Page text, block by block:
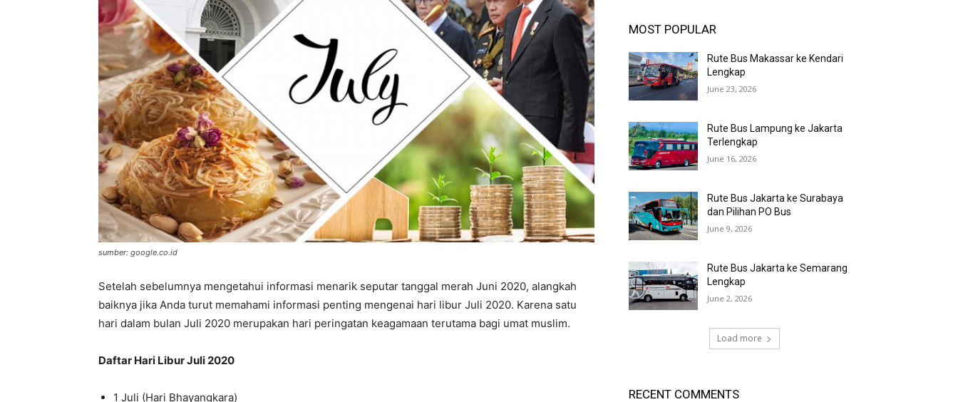
sumber: google.co.id
Setelah sebelumnya mengetahui informasi menarik seputar tanggal merah Juni 2020, alangkah
baiknya jika Anda turut memahami informasi penting mengenai hari libur Juli 2020. Karena satu
hari dalam bulan Juli 2020 merupakan hari peringatan keagamaan terutama bagi umat muslim.
Daftar Hari Libur Juli 2020
1 Juli (Hari Bhayangkara)
MOST POPULAR
Rute Bus Makassar ke Kendari
Lengkap
June 23, 2026
Rute Bus Lampung ke Jakarta
Terlengkap
June 16, 2026
Rute Bus Jakarta ke Surabaya
dan Pilihan PO Bus
June 9, 2026
Rute Bus Jakarta ke Semarang
Lengkap
June 2, 2026
Load more
RECENT COMMENTS